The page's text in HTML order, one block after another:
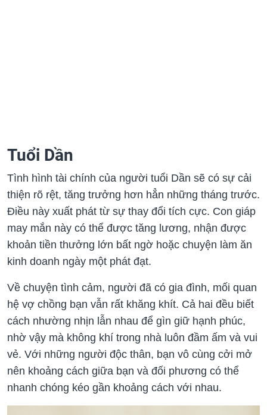
Tuổi Dần
Tình hình tài chính của người tuổi Dần sẽ có sự cải
thiện rõ rệt, tăng trưởng hơn hẳn những tháng trước.
Điều này xuất phát từ sự thay đổi tích cực. Con giáp
may mắn này có thể được tăng lương, nhận được
khoản tiền thưởng lớn bất ngờ hoặc chuyện làm ăn
kinh doanh ngày một phát đạt.
Về chuyện tình cảm, người đã có gia đình, mối quan
hệ vợ chồng bạn vẫn rất khăng khít. Cả hai đều biết
cách nhường nhịn lẫn nhau để gìn giữ hạnh phúc,
nhờ vậy mà không khí trong nhà luôn đầm ấm và vui
vẻ. Với những người độc thân, bạn vô cùng cởi mở
nên khoảng cách giữa bạn và đối phương có thể
nhanh chóng kéo gần khoảng cách với nhau.